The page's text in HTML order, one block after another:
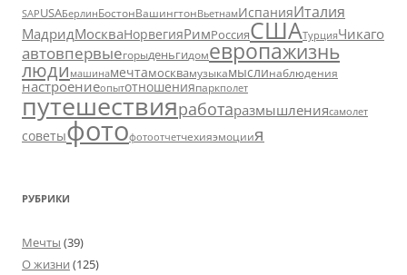
SAPUSAБерлинБостонВашингтонВьетнамИспанияИталия
МадридМоскваНорвегияРимРоссияСШАТурцияЧикаго
автовпервыегорыденьгидомевропажизнь
люди машинамечтамосквамузыкамыслинаблюдения
настроениеопытотношенияпаркполет
путешествияработаразмышлениясамолет
советыфотофотоотчетчехияэмоциия
РУБРИКИ
Мечты (39)
О жизни (125)